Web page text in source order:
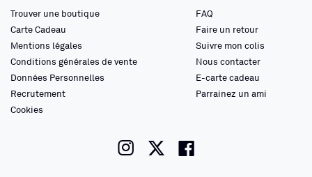
Trouver une boutique
Carte Cadeau
Mentions légales
Conditions générales de vente
Données Personnelles
Recrutement
Cookies
FAQ
Faire un retour
Suivre mon colis
Nous contacter
E-carte cadeau
Parrainez un ami
instagram
twitter